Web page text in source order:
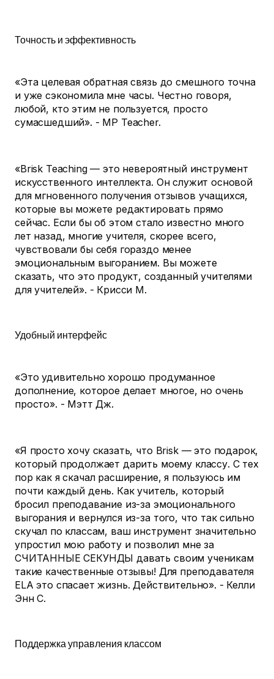
Точность и эффективность
«Эта целевая обратная связь до смешного точна
и уже сэкономила мне часы. Честно говоря,
любой, кто этим не пользуется, просто
сумасшедший». - MP Teacher.
«Brisk Teaching — это невероятный инструмент
искусственного интеллекта. Он служит основой
для мгновенного получения отзывов учащихся,
которые вы можете редактировать прямо
сейчас. Если бы об этом стало известно много
лет назад, многие учителя, скорее всего,
чувствовали бы себя гораздо менее
эмоциональным выгоранием. Вы можете
сказать, что это продукт, созданный учителями
для учителей». - Крисси М.
Удобный интерфейс
«Это удивительно хорошо продуманное
дополнение, которое делает многое, но очень
просто». - Мэтт Дж.
«Я просто хочу сказать, что Brisk — это подарок,
который продолжает дарить моему классу. С тех
пор как я скачал расширение, я пользуюсь им
почти каждый день. Как учитель, который
бросил преподавание из-за эмоционального
выгорания и вернулся из-за того, что так сильно
скучал по классам, ваш инструмент значительно
упростил мою работу и позволил мне за
СЧИТАННЫЕ СЕКУНДЫ давать своим ученикам
такие качественные отзывы! Для преподавателя
ELA это спасает жизнь. Действительно». - Келли
Энн С.
Поддержка управления классом